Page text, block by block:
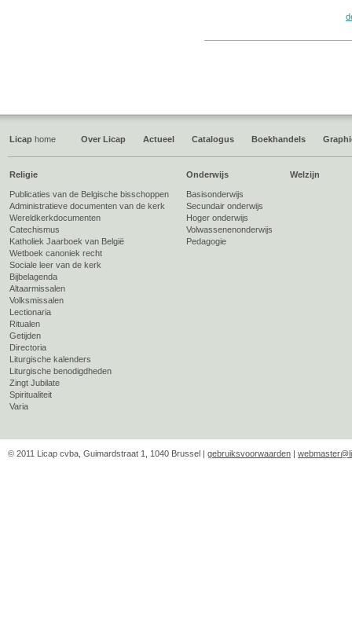
Licap home Over Licap Actueel Catalogus Boekhandels
Religie
Publicaties van de Belgische bisschoppen
Administratieve documenten van de kerk
Wereldkerkdocumenten
Catechismus
Katholiek Jaarboek van België
Wetboek canoniek recht
Sociale leer van de kerk
Bijbelagenda
Altaarmissalen
Volksmissalen
Lectionaria
Ritualen
Getijden
Directoria
Liturgische kalenders
Liturgische benodigdheden
Zingt Jubilate
Spiritualiteit
Varia
Onderwijs
Basisonderwijs
Secundair onderwijs
Hoger onderwijs
Volwassenenonderwijs
Pedagogie
Welzijn
© 2011 Licap cvba, Guimardstraat 1, 1040 Brussel | gebruiksvoorwaarden |